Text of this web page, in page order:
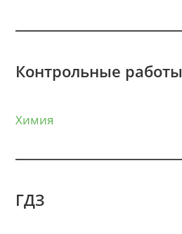
Контрольные работы
Химия
ГДЗ